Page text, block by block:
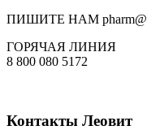
ПИШИТЕ НАМ
ГОРЯЧАЯ ЛИНИЯ
8 800 080 5172
Контакты Леовит